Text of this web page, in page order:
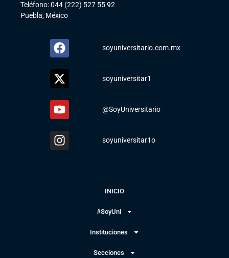
Teléfono: 044 (222) 527 55 92
Puebla, México
soyuniversitario.com.mx
soyuniversitar1
@SoyUniversitario
soyuniversitar1o
INICIO
#SoyUni
Instituciones
Secciones